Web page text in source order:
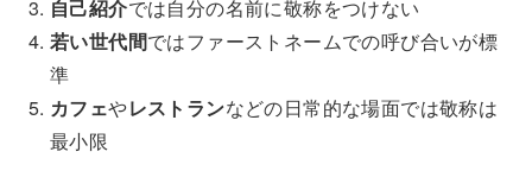
自己紹介では自分の名前に敬称をつけない
若い世代間ではファーストネームでの呼び合いが標
準
カフェやレストランなどの日常的な場面では敬称は
最小限